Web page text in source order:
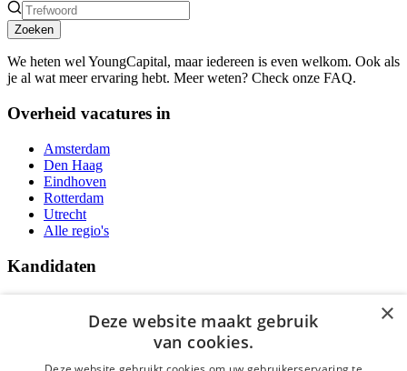
Zoeken
We heten wel YoungCapital, maar iedereen is even welkom. Ook als
je al wat meer ervaring hebt. Meer weten? Check onze FAQ.
Overheid vacatures in
Amsterdam
Den Haag
Eindhoven
Rotterdam
Utrecht
Alle regio's
Kandidaten
Vacatures
Over Vacatures Overheid Online
YoungCapital IOS App
×
Deze website maakt gebruik
van cookies.